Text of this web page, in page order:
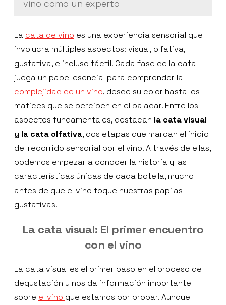
vino como un experto
La cata de vino es una experiencia sensorial que
involucra múltiples aspectos: visual, olfativa,
gustativa, e incluso táctil. Cada fase de la cata
juega un papel esencial para comprender la
complejidad de un vino, desde su color hasta los
matices que se perciben en el paladar. Entre los
aspectos fundamentales, destacan la cata visual
y la cata olfativa, dos etapas que marcan el inicio
del recorrido sensorial por el vino. A través de ellas,
podemos empezar a conocer la historia y las
características únicas de cada botella, mucho
antes de que el vino toque nuestras papilas
gustativas.
La cata visual: El primer encuentro
con el vino
La cata visual es el primer paso en el proceso de
degustación y nos da información importante
sobre el vino que estamos por probar. Aunque